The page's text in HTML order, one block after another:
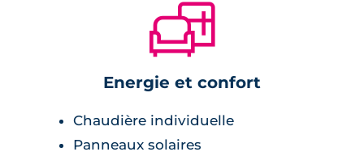
🛋
Energie et confort
Chaudière individuelle
Panneaux solaires